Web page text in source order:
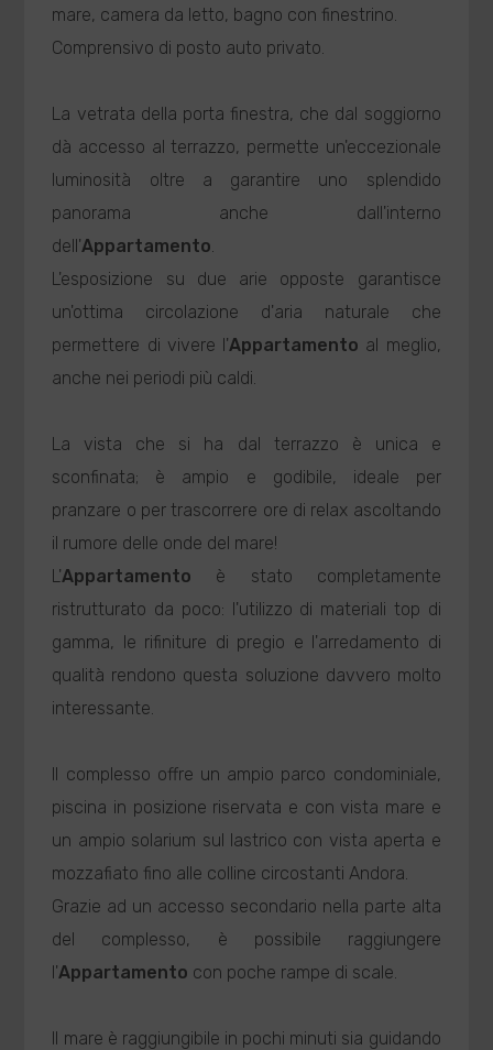
mare, camera da letto, bagno con finestrino.
Comprensivo di posto auto privato.
La vetrata della porta finestra, che dal soggiorno
dà accesso al terrazzo, permette un'eccezionale
luminosità oltre a garantire uno splendido
panorama anche dall'interno
dell'Appartamento.
L'esposizione su due arie opposte garantisce
un'ottima circolazione d'aria naturale che
permettere di vivere l'Appartamento al meglio,
anche nei periodi più caldi.
La vista che si ha dal terrazzo è unica e
sconfinata; è ampio e godibile, ideale per
pranzare o per trascorrere ore di relax ascoltando
il rumore delle onde del mare!
L'Appartamento è stato completamente
ristrutturato da poco: l'utilizzo di materiali top di
gamma, le rifiniture di pregio e l'arredamento di
qualità rendono questa soluzione davvero molto
interessante.
Il complesso offre un ampio parco condominiale,
piscina in posizione riservata e con vista mare e
un ampio solarium sul lastrico con vista aperta e
mozzafiato fino alle colline circostanti Andora.
Grazie ad un accesso secondario nella parte alta
del complesso, è possibile raggiungere
l'Appartamento con poche rampe di scale.
Il mare è raggiungibile in pochi minuti sia guidando